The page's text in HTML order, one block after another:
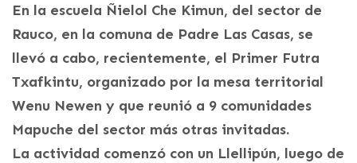
En la escuela Ñielol Che Kimun, del sector de
Rauco, en la comuna de Padre Las Casas, se
llevó a cabo, recientemente, el Primer Futra
Txafkintu, organizado por la mesa territorial
Wenu Newen y que reunió a 9 comunidades
Mapuche del sector más otras invitadas.
La actividad comenzó con un Llellipún, luego de